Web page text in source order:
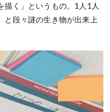
描く」というもの。1人1人
と段々謎の生き物が出来上